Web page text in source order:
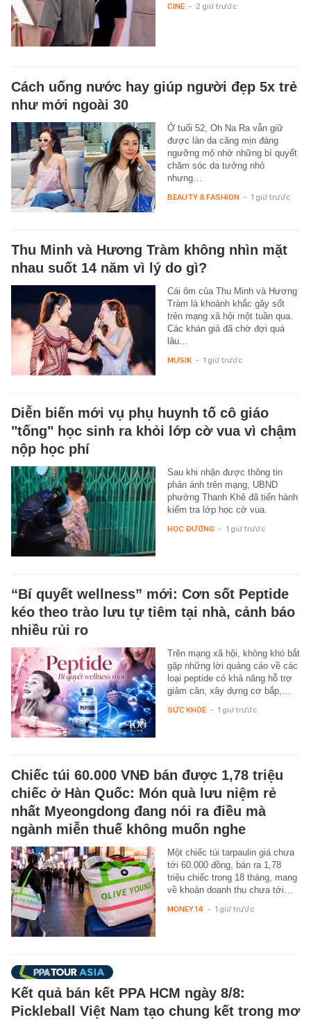
CINE - 2 giờ trước
Cách uống nước hay giúp người đẹp 5x trẻ
như mới ngoài 30
Ở tuổi 52, Oh Na Ra vẫn giữ
được làn da căng mịn đáng
ngưỡng mộ nhờ những bí quyết
chăm sóc da tưởng nhỏ
nhưng…
BEAUTY & FASHION - 1 giờ trước
Thu Minh và Hương Tràm không nhìn mặt
nhau suốt 14 năm vì lý do gì?
Cái ôm của Thu Minh và Hương
Tràm là khoảnh khắc gây sốt
trên mạng xã hội một tuần qua.
Các khán giả đã chờ đợi quá
lâu…
MUSIK - 1 giờ trước
Diễn biến mới vụ phụ huynh tố cô giáo
"tống" học sinh ra khỏi lớp cờ vua vì chậm
nộp học phí
Sau khi nhận được thông tin
phản ánh trên mạng, UBND
phường Thanh Khê đã tiến hành
kiểm tra lớp học cờ vua.
HỌC ĐƯỜNG - 1 giờ trước
“Bí quyết wellness” mới: Cơn sốt Peptide
kéo theo trào lưu tự tiêm tại nhà, cảnh báo
nhiều rủi ro
Trên mạng xã hội, không khó bắt
gặp những lời quảng cáo về các
loại peptide có khả năng hỗ trợ
giảm cân, xây dựng cơ bắp,…
SỨC KHỎE - 1 giờ trước
Chiếc túi 60.000 VNĐ bán được 1,78 triệu
chiếc ở Hàn Quốc: Món quà lưu niệm rẻ
nhất Myeongdong đang nói ra điều mà
ngành miễn thuế không muốn nghe
Một chiếc túi tarpaulin giá chưa
tới 60.000 đồng, bán ra 1,78
triệu chiếc trong 18 tháng, mang
về khoản doanh thu chưa tới…
MONEY.14 - 1 giờ trước
Kết quả bán kết PPA HCM ngày 8/8:
Pickleball Việt Nam tạo chung kết trong mơ